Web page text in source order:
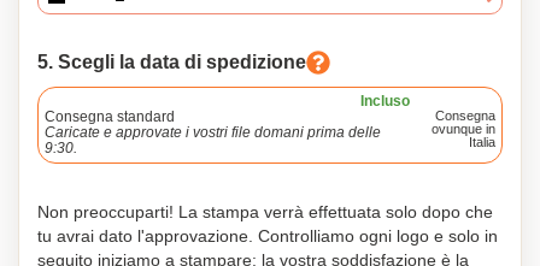
5. Scegli la data di spedizione
Incluso
Consegna standard
Caricate e approvate i vostri file domani prima delle
9:30.
Consegna
ovunque in
Italia
Non preoccuparti! La stampa verrà effettuata solo dopo che
tu avrai dato l'approvazione. Controlliamo ogni logo e solo in
seguito iniziamo a stampare: la vostra soddisfazione è la